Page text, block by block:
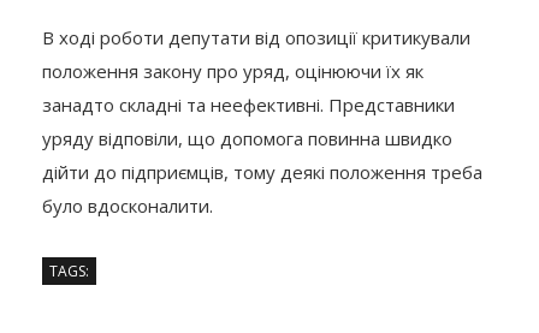
В ході роботи депутати від опозиції критикували
положення закону про уряд, оцінюючи їх як
занадто складні та неефективні. Представники
уряду відповіли, що допомога повинна швидко
дійти до підприємців, тому деякі положення треба
було вдосконалити.
TAGS: